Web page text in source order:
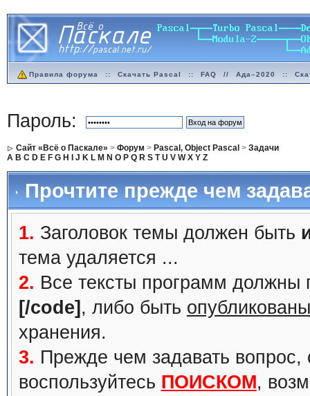
Правила форума :: Скачать Pascal :: FAQ // Ада–2020 ::
Пароль:
Сайт «Всё о Паскале» > Форум > Pascal, Object Pascal > Задачи
A B C D E F G H J K L M N O P Q R S T U V W X Y Z
Прочтите прежде чем
1. Заголовок темы должен быть
тема удаляется ...
2. Все тексты программ должны
[/code] , либо быть
хранения.
3. Прежде чем задавать вопрос,
воспользуйтесь ПОИСКОМ,